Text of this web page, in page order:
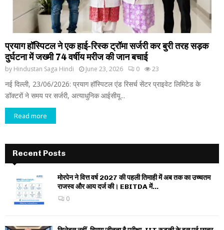
प्रयाग हॉस्पिटल ने एक हाई-रिस्क ट्रॉमा सर्जरी कर बुरी तरह सड़क
दुर्घटना में जख्मी 74 वर्षीय मरीज की जान बचाई
by Hindustan Saga Hindi June 23, 2026 0 23
नई दिल्ली, 23/06/2026: प्रयाग हॉस्पिटल एंड रिसर्च सेंटर प्राइवेट लिमिटेड के
डॉक्टरों ने समय पर सर्जरी, अत्याधुनिक आईसीयू...
Read more
Recent Posts
मोरपेन ने वित्त वर्ष 2027 की पहली तिमाही में अब तक का उच्चतम
राजस्व और आय दर्ज की। EBITDA में...
0